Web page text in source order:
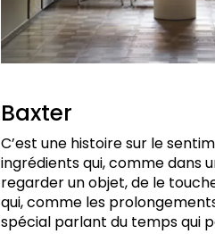
Baxter
C’est une histoire sur le
ingrédients qui, comme dans
regarder un objet, de le
qui, comme les
spécial parlant du temps qui